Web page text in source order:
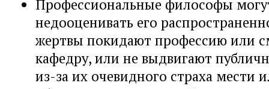
Профессиональные философы
недооценивать его
жертвы покидают профессию или
кафедру, или не выдвигают
из-за их очевидного страха мести